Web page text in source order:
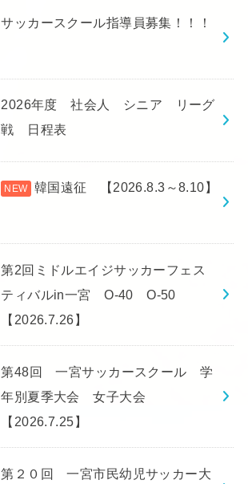
サッカースクール指導員募集！！！
2026年度 社会人 シニア リーグ
戦 日程表
韓国遠征 【2026.8.3～8.10】
第2回ミドルエイジサッカーフェス
ティバルin一宮 O-40 O-50
【2026.7.26】
第48回 一宮サッカースクール 学
年別夏季大会 女子大会
【2026.7.25】
第２０回 一宮市民幼児サッカー大